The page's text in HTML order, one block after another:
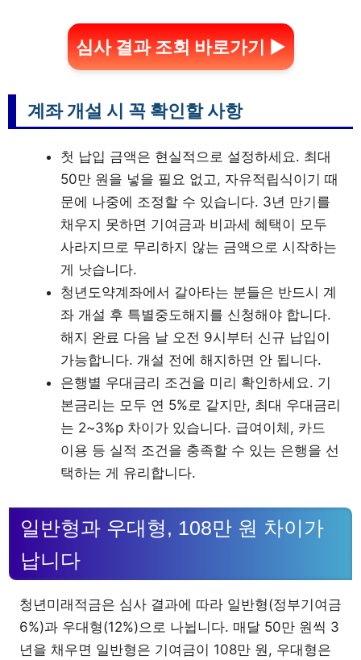
심사 결과 조회 바로가기 ▶
계좌 개설 시 꼭 확인할 사항
첫 납입 금액은 현실적으로 설정하세요. 최대
50만 원을 넣을 필요 없고, 자유적립식이기 때
문에 나중에 조정할 수 있습니다. 3년 만기를
채우지 못하면 기여금과 비과세 혜택이 모두
사라지므로 무리하지 않는 금액으로 시작하는
게 낫습니다.
청년도약계좌에서 갈아타는 분들은 반드시 계
좌 개설 후 특별중도해지를 신청해야 합니다.
해지 완료 다음 날 오전 9시부터 신규 납입이
가능합니다. 개설 전에 해지하면 안 됩니다.
은행별 우대금리 조건을 미리 확인하세요. 기
본금리는 모두 연 5%로 같지만, 최대 우대금리
는 2~3%p 차이가 있습니다. 급여이체, 카드
이용 등 실적 조건을 충족할 수 있는 은행을 선
택하는 게 유리합니다.
일반형과 우대형, 108만 원 차이가
납니다
청년미래적금은 심사 결과에 따라 일반형(정부기여금
6%)과 우대형(12%)으로 나뉩니다. 매달 50만 원씩 3
년을 채우면 일반형은 기여금이 108만 원, 우대형은